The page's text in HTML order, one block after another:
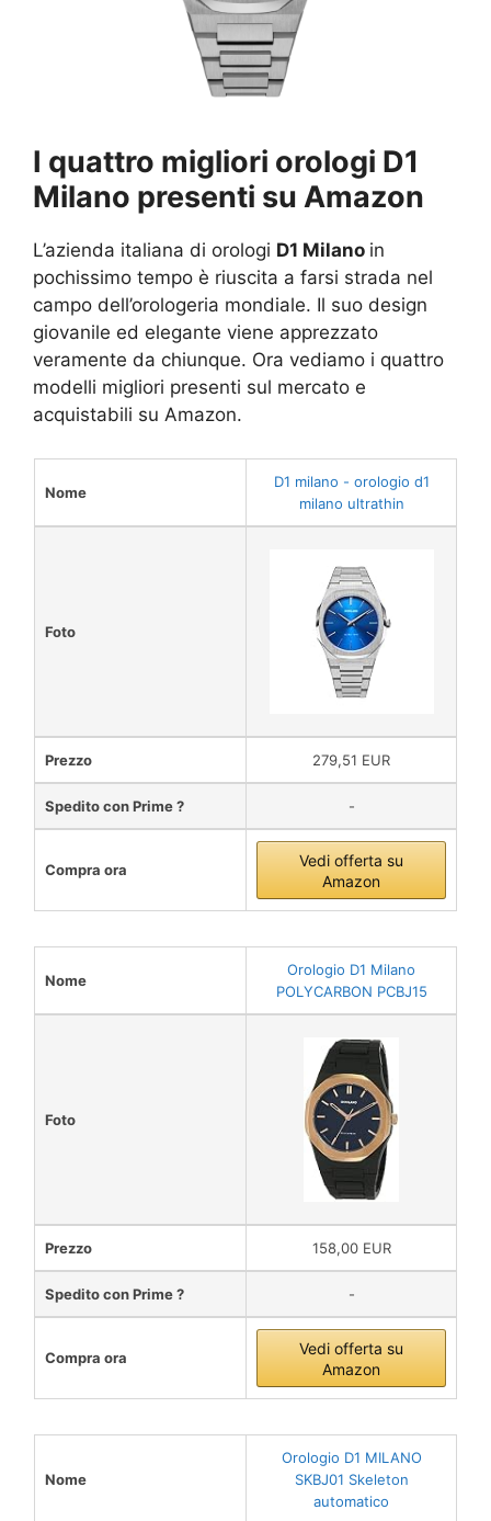
I quattro migliori orologi D1
Milano presenti su Amazon
L’azienda italiana di orologi D1 Milano in
pochissimo tempo è riuscita a farsi strada nel
campo dell’orologeria mondiale. Il suo design
giovanile ed elegante viene apprezzato
veramente da chiunque. Ora vediamo i quattro
modelli migliori presenti sul mercato e
acquistabili su Amazon.
Nome
D1 milano - orologio d1
milano ultrathin
Foto
Prezzo 279,51 EUR
Spedito con Prime ? -
Compra ora
Vedi offerta su
Amazon
Nome
Orologio D1 Milano
POLYCARBON PCBJ15
Foto
Prezzo 158,00 EUR
Spedito con Prime ? -
Compra ora
Vedi offerta su
Amazon
Nome
Orologio D1 MILANO
SKBJ01 Skeleton
automatico